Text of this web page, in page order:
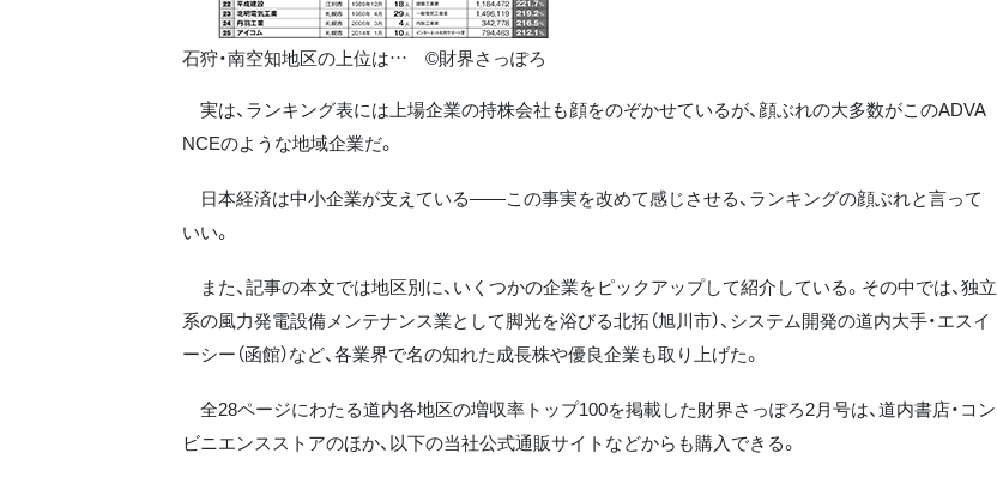
石狩・南空知地区の上位は… ©財界さっぽろ
実は、ランキング表には上場企業の持株会社も顔をのぞかせているが、顔ぶれの大多数がこのADVA
NCEのような地域企業だ。
日本経済は中小企業が支えている――この事実を改めて感じさせる、ランキングの顔ぶれと言って
いい。
また、記事の本文では地区別に、いくつかの企業をピックアップして紹介している。その中では、独立
系の風力発電設備メンテナンス業として脚光を浴びる北拓（旭川市）、システム開発の道内大手・エスイ
ーシー（函館）など、各業界で名の知れた成長株や優良企業も取り上げた。
全28ページにわたる道内各地区の増収率トップ100を掲載した財界さっぽろ2月号は、道内書店・コン
ビニエンスストアのほか、以下の当社公式通販サイトなどからも購入できる。